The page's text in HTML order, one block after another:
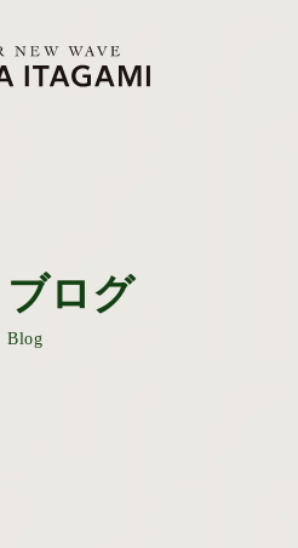
企業情報トップページ
ブログ
Blog